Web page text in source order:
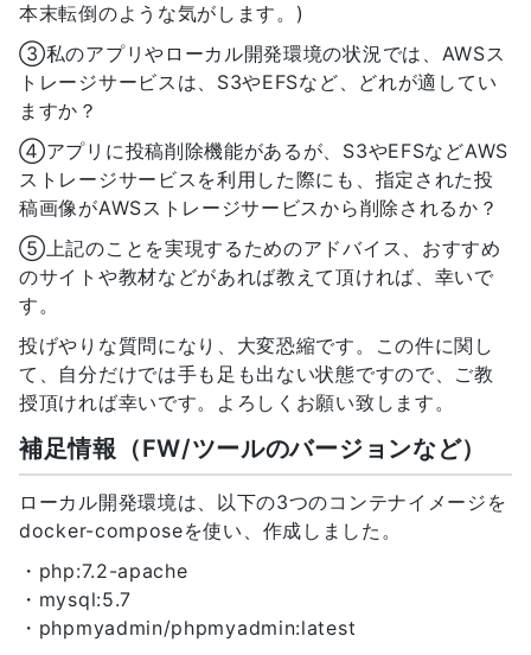
本末転倒のような気がします。)
③私のアプリやローカル開発環境の状況では、AWSス
トレージサービスは、S3やEFSなど、どれが適してい
ますか？
④アプリに投稿削除機能があるが、S3やEFSなどAWS
ストレージサービスを利用した際にも、指定された投
稿画像がAWSストレージサービスから削除されるか？
⑤上記のことを実現するためのアドバイス、おすすめ
のサイトや教材などがあれば教えて頂ければ、幸いで
す。
投げやりな質問になり、大変恐縮です。この件に関し
て、自分だけでは手も足も出ない状態ですので、ご教
授頂ければ幸いです。よろしくお願い致します。
補足情報（FW/ツールのバージョンなど）
ローカル開発環境は、以下の3つのコンテナイメージを
docker-composeを使い、作成しました。
・php:7.2-apache
・mysql:5.7
・phpmyadmin/phpmyadmin:latest